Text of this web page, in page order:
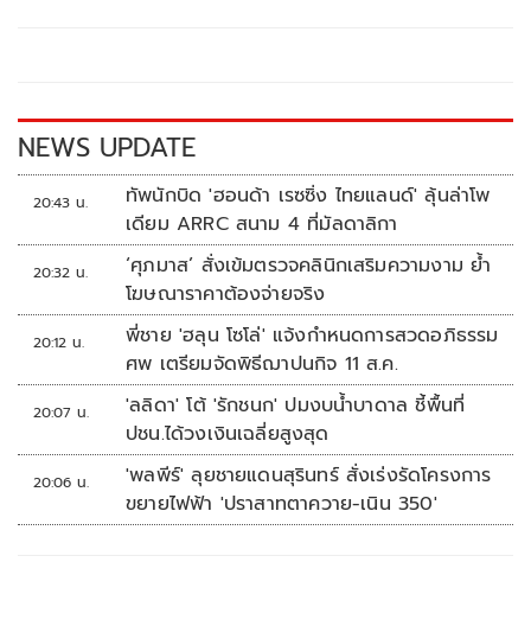
k k
NEWS UPDATE
20:43 น.
ทัพนักบิด 'ฮอนด้า เรซซิ่ง ไทยแลนด์' ลุ้นล่าโพ
เดียม ARRC สนาม 4 ที่มัลดาลิกา
20:32 น.
‘ศุภมาส’ สั่งเข้มตรวจคลินิกเสริมความงาม ย้ำ
โฆษณาราคาต้องจ่ายจริง
20:12 น.
พี่ชาย 'ฮลุน โซโล่' แจ้งกำหนดการสวดอภิธรรม
ศพ เตรียมจัดพิธีฌาปนกิจ 11 ส.ค.
20:07 น.
'ลลิดา' โต้ 'รักชนก' ปมงบน้ำบาดาล ชี้พื้นที่
ปชน.ได้วงเงินเฉลี่ยสูงสุด
20:06 น.
'พลพีร์' ลุยชายแดนสุรินทร์ สั่งเร่งรัดโครงการ
ขยายไฟฟ้า 'ปราสาทตาควาย-เนิน 350'